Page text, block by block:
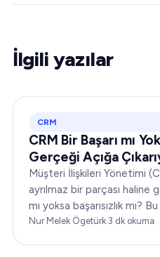
İlgili yazılar
CRM
CRM Bir Başarı mı
Gerçeği Açığa
Müşteri İlişkileri Yönetimi
ayrılmaz bir parçası haline
mı yoksa başarısızlık mı?
incelemede, size kapsamlı
Nur Melek Ögetürk·3 dk okuma